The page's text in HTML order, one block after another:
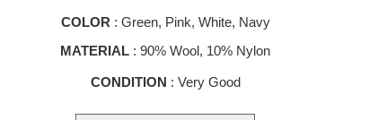
COLOR : Green, Pink, White, Navy
MATERIAL : 90% Wool, 10% Nylon
CONDITION : Very Good